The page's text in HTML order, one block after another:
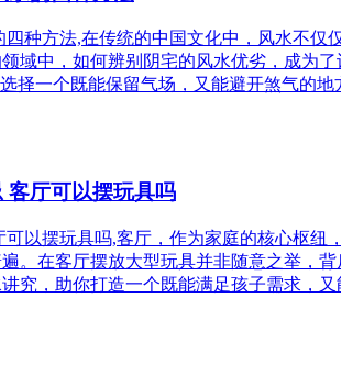
种方法,在传统的中国文化中，风水不
域中，如何辨别阴宅的风水优劣，成为
择一个既能保留气场，又能避开煞气的
客厅可以摆玩具吗
以摆玩具吗,客厅，作为家庭的核心枢
。在客厅摆放大型玩具并非随意之举，
究，助你打造一个既能满足孩子需求，